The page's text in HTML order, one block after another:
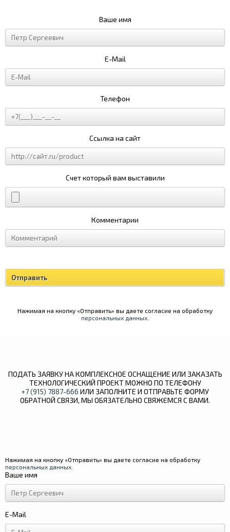
Ваше имя
E-Mail
Телефон
Ссылка на сайт
Счет который вам выставили
Комментарии
Нажимая на кнопку «Отправить» вы даете согласие на обработку
персональных данных
ПОДАТЬ ЗАЯВКУ НА КОМПЛЕКСНОЕ ОСНАЩЕНИЕ ИЛИ ЗАКАЗАТЬ
ТЕХНОЛОГИЧЕСКИЙ ПРОЕКТ МОЖНО ПО ТЕЛЕФОНУ
+7 (915) 7887-666 ИЛИ ЗАПОЛНИТЕ И ОТПРАВЬТЕ ФОРМУ
ОБРАТНОЙ СВЯЗИ, МЫ ОБЯЗАТЕЛЬНО СВЯЖЕМСЯ С ВАМИ.
Ваше имя
E-Mail
Нажимая на кнопку «Отправить» вы даете согласие на обработку
персональных данных